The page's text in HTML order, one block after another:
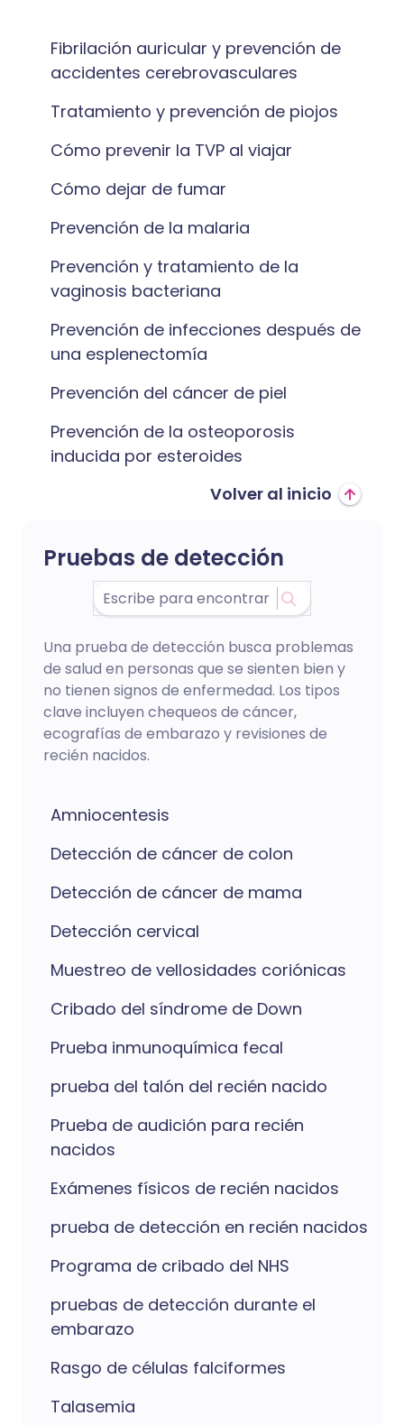
Fibrilación auricular y prevención de
accidentes cerebrovasculares
Tratamiento y prevención de piojos
Cómo prevenir la TVP al viajar
Cómo dejar de fumar
Prevención de la malaria
Prevención y tratamiento de la
vaginosis bacteriana
Prevención de infecciones después de
una esplenectomía
Prevención del cáncer de piel
Prevención de la osteoporosis
inducida por esteroides
Volver al inicio
Pruebas de detección
Una prueba de detección busca problemas
de salud en personas que se sienten bien y
no tienen signos de enfermedad. Los tipos
clave incluyen chequeos de cáncer,
ecografías de embarazo y revisiones de
recién nacidos.
Amniocentesis
Detección de cáncer de colon
Detección de cáncer de mama
Detección cervical
Muestreo de vellosidades coriónicas
Cribado del síndrome de Down
Prueba inmunoquímica fecal
prueba del talón del recién nacido
Prueba de audición para recién
nacidos
Exámenes físicos de recién nacidos
prueba de detección en recién nacidos
Programa de cribado del NHS
pruebas de detección durante el
embarazo
Rasgo de células falciformes
Talasemia